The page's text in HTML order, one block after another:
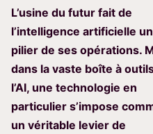
L’usine du futur fait de
l’intelligence artificielle un
pilier de ses opérations.
dans la vaste boîte à
l’AI, une technologie en
particulier s’impose
un véritable levier de